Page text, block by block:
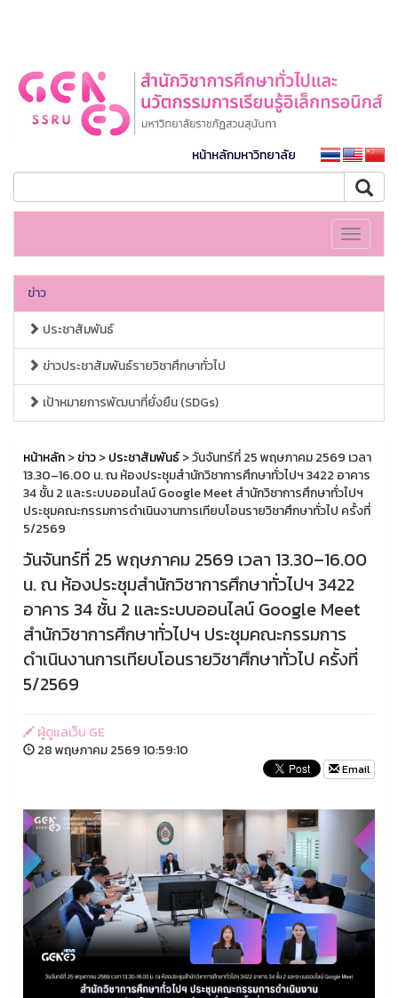
หน้าหลักมหาวิทยาลัย
Toggle
ข่าว
ประชาสัมพันธ์
ข่าวประชาสัมพันธ์รายวิชาศึกษาทั่วไป
เป้าหมายการพัฒนาที่ยั่งยืน (SDGs)
หน้าหลัก>ข่าว>ประชาสัมพันธ์> วันจันทร์ที่ 25 พฤษภาคม 2569 เวลา
13.30–16.00 น. ณ ห้องประชุมสำนักวิชาการศึกษาทั่วไปฯ 3422 อาคาร
34 ชั้น 2 และระบบออนไลน์ Google Meet สำนักวิชาการศึกษาทั่วไปฯ
ประชุมคณะกรรมการดำเนินงานการเทียบโอนรายวิชาศึกษาทั่วไป ครั้งที่
5/2569
วันจันทร์ที่ 25 พฤษภาคม 2569 เวลา 13.30–16.00
น. ณ ห้องประชุมสำนักวิชาการศึกษาทั่วไปฯ 3422
อาคาร 34 ชั้น 2 และระบบออนไลน์ Google Meet
สำนักวิชาการศึกษาทั่วไปฯ ประชุมคณะกรรมการ
ดำเนินงานการเทียบโอนรายวิชาศึกษาทั่วไป ครั้งที่
5/2569
ผู้ดูแลเว็บ GE
28 พฤษภาคม 2569 10:59:10
Email